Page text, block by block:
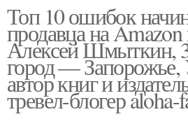
Топ 10 ошибок
продавца на Amazon
Алексей Шмыткин,
город — Запорожье,
автор книг и
тревел-блогер